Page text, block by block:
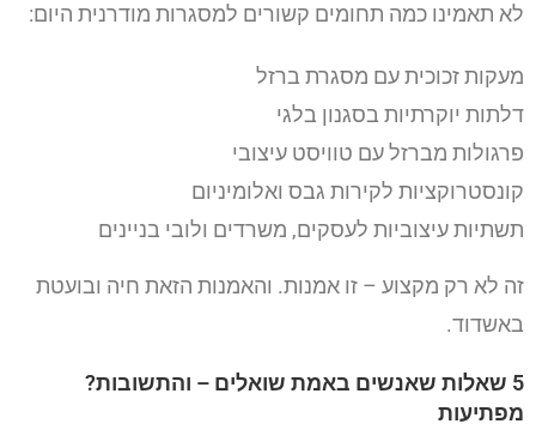
לא תאמינו כמה תחומים קשורים למסגרות מודרנית היום:
מעקות זכוכית עם מסגרת ברזל
דלתות יוקרתיות בסגנון בלגי
פרגולות מברזל עם טוויסט עיצובי
קונסטרוקציות לקירות גבס ואלומיניום
תשתיות עיצוביות לעסקים, משרדים ולובי בניינים
זה לא רק מקצוע – זו אמנות. והאמנות הזאת חיה ובועטת
באשדוד.
5 שאלות שאנשים באמת שואלים – והתשובות?
מפתיעות